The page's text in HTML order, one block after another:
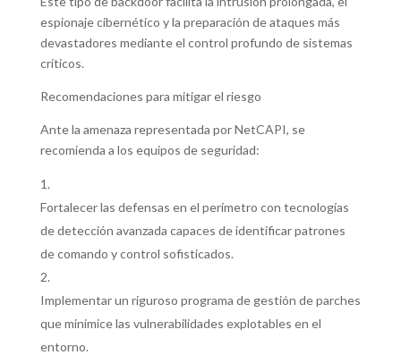
espionaje cibernético y la preparación de ataques más
devastadores mediante el control profundo de sistemas
críticos.
Recomendaciones para mitigar el riesgo
Ante la amenaza representada por NetCAPI, se
recomienda a los equipos de seguridad:
Fortalecer las defensas en el perímetro con tecnologías
de detección avanzada capaces de identificar patrones
de comando y control sofisticados.
Implementar un riguroso programa de gestión de parches
que minimice las vulnerabilidades explotables en el
entorno.